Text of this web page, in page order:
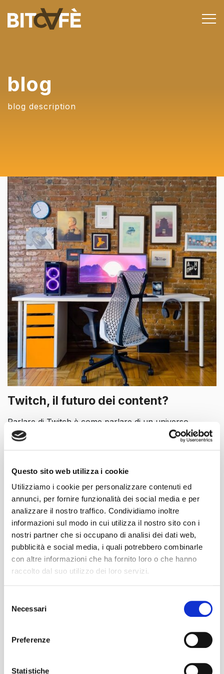
Questo sito web utilizza i cookie
Utilizziamo i cookie per personalizzare contenuti ed
annunci, per fornire funzionalità dei social media e per
analizzare il nostro traffico. Condividiamo inoltre
informazioni sul modo in cui utilizza il nostro sito con i
nostri partner che si occupano di analisi dei dati web,
pubblicità e social media, i quali potrebbero combinarle
con altre informazioni che ha fornito loro o che hanno
raccolto dal suo utilizzo dei loro servizi.
delNecessari
Preferenze
Statistiche
blog
blog description
Twitch, il futuro dei content?
Parlare di Twitch è come parlare di un universo
alternativo. Sicuramente è un Social atipico, e lo è già
dalla sua nascita. Il tutto ha origini dalla mente di
infatti,questo, allora ragazzo, decide di fissare una
telecamera sul suo cappello e trasmettere in diretta 24
READ MORE
Work culture influencers: quando il lavoro diventa
Brand Activism: trasformare l’impegno sociale in
TOV: istruzioni per l’uso